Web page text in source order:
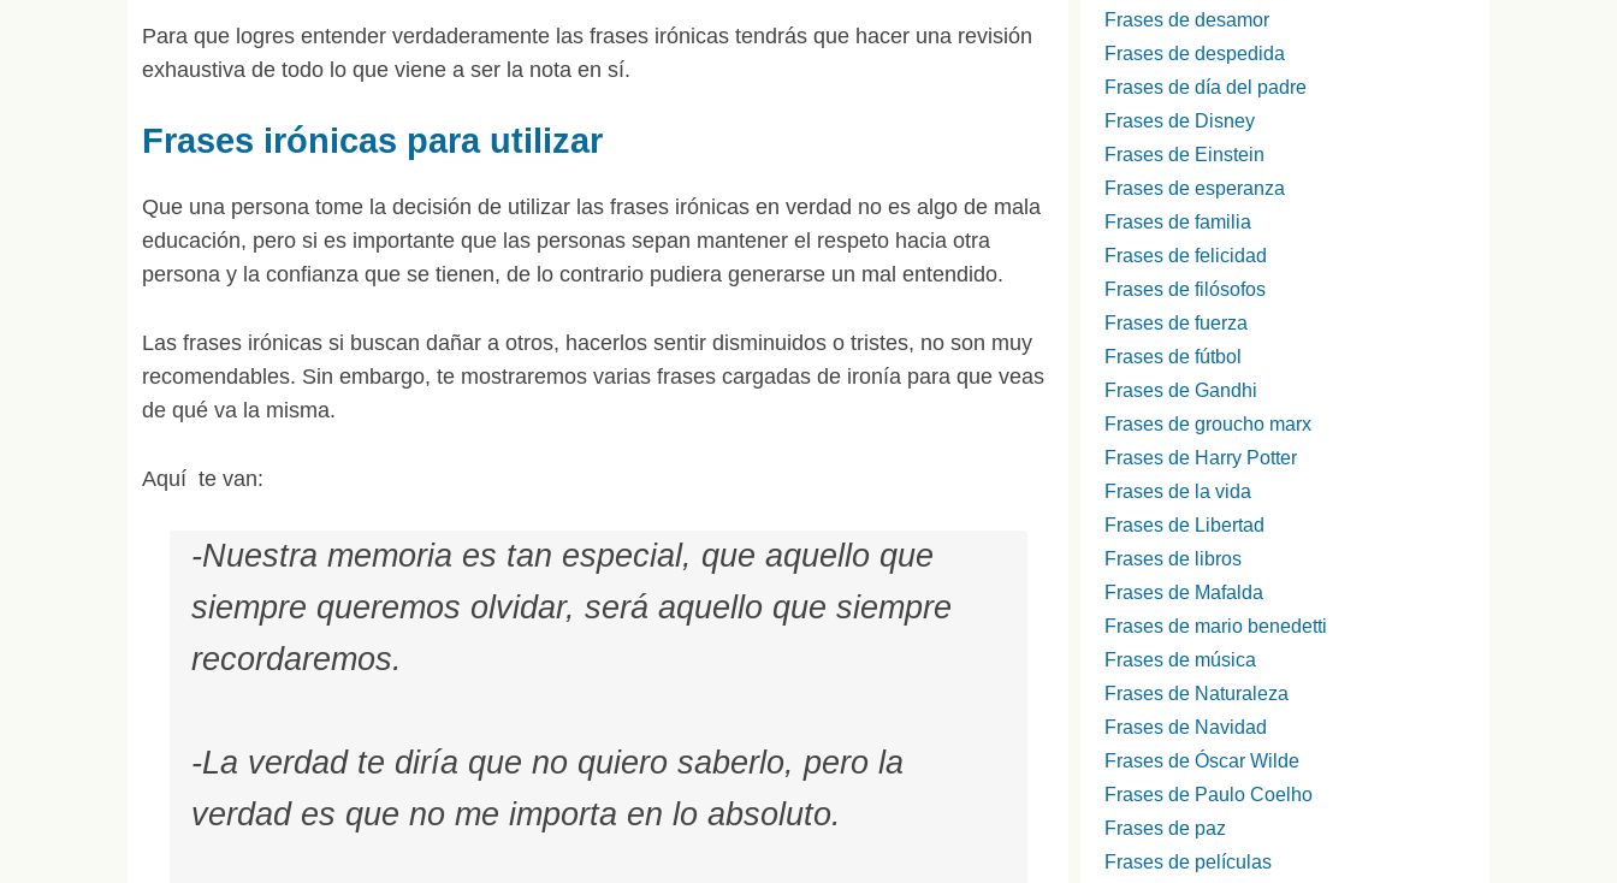
Para que logres entender verdaderamente las frases irónicas tendrás que hacer una revisión
exhaustiva de todo lo que viene a ser la nota en sí.
Frases irónicas para utilizar
Que una persona tome la decisión de utilizar las frases irónicas en verdad no es algo de mala
educación, pero si es importante que las personas sepan mantener el respeto hacia otra
persona y la confianza que se tienen, de lo contrario pudiera generarse un mal entendido.
Las frases irónicas si buscan dañar a otros, hacerlos sentir disminuidos o tristes, no son muy
recomendables. Sin embargo, te mostraremos varias frases cargadas de ironía para que veas
de qué va la misma.
Aquí te van:
-Nuestra memoria es tan especial, que aquello que
siempre queremos olvidar, será aquello que siempre
recordaremos.
-La verdad te diría que no quiero saberlo, pero la
verdad es que no me importa en lo absoluto.
Frases de desamor
Frases de despedida
Frases de día del padre
Frases de Disney
Frases de Einstein
Frases de esperanza
Frases de familia
Frases de felicidad
Frases de filósofos
Frases de fuerza
Frases de fútbol
Frases de Gandhi
Frases de groucho marx
Frases de Harry Potter
Frases de la vida
Frases de Libertad
Frases de libros
Frases de Mafalda
Frases de mario benedetti
Frases de música
Frases de Naturaleza
Frases de Navidad
Frases de Óscar Wilde
Frases de Paulo Coelho
Frases de paz
Frases de películas